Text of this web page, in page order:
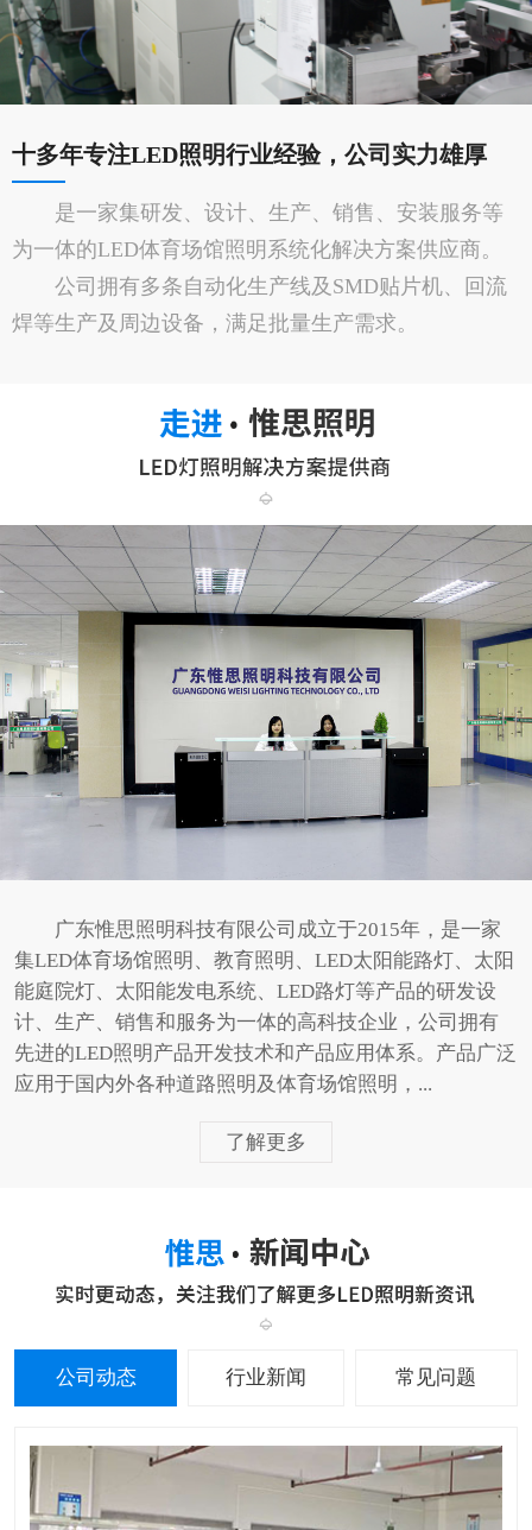
十多年专注LED照明行业经验，公司实力雄厚
是一家集研发、设计、生产、销售、安装服务等
为一体的LED体育场馆照明系统化解决方案供应商。
公司拥有多条自动化生产线及SMD贴片机、回流
焊等生产及周边设备，满足批量生产需求。
广东惟思照明科技有限公司成立于2015年，是一家
集LED体育场馆照明、教育照明、LED太阳能路灯、太阳
能庭院灯、太阳能发电系统、LED路灯等产品的研发设
计、生产、销售和服务为一体的高科技企业，公司拥有
先进的LED照明产品开发技术和产品应用体系。产品广泛
应用于国内外各种道路照明及体育场馆照明，...
了解更多
公司动态 行业新闻 常见问题